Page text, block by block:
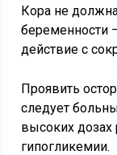
Кора не
беременности
действие с
Проявить
следует
высоких дозах
гипогликемии.